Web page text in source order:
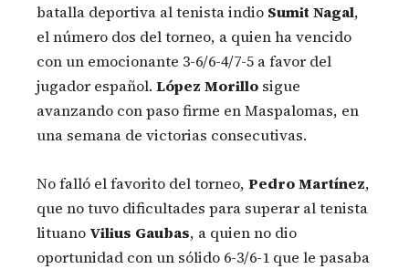
batalla deportiva al tenista indio Sumit Nagal,
el número dos del torneo, a quien ha vencido
con un emocionante 3-6/6-4/7-5 a favor del
jugador español. López Morillo sigue
avanzando con paso firme en Maspalomas, en
una semana de victorias consecutivas.
No falló el favorito del torneo, Pedro Martínez,
que no tuvo dificultades para superar al tenista
lituano Vilius Gaubas, a quien no dio
oportunidad con un sólido 6-3/6-1 que le pasaba